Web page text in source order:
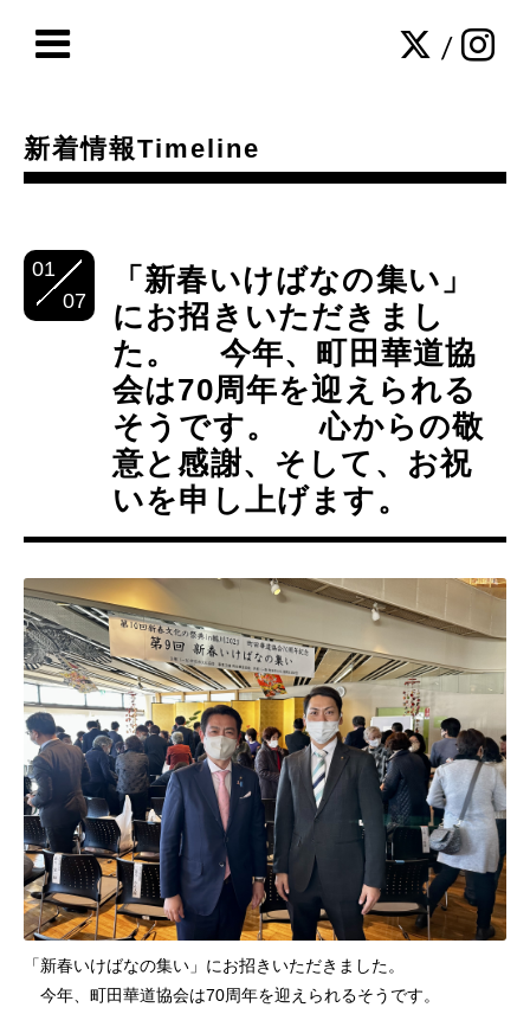
/
新着情報Timeline
01
07
「新春いけばなの集い」
にお招きいただきまし
た。 今年、町田華道協
会は70周年を迎えられる
そうです。 心からの敬
意と感謝、そして、お祝
いを申し上げます。
「新春いけばなの集い」にお招きいただきました。
今年、町田華道協会は70周年を迎えられるそうです。